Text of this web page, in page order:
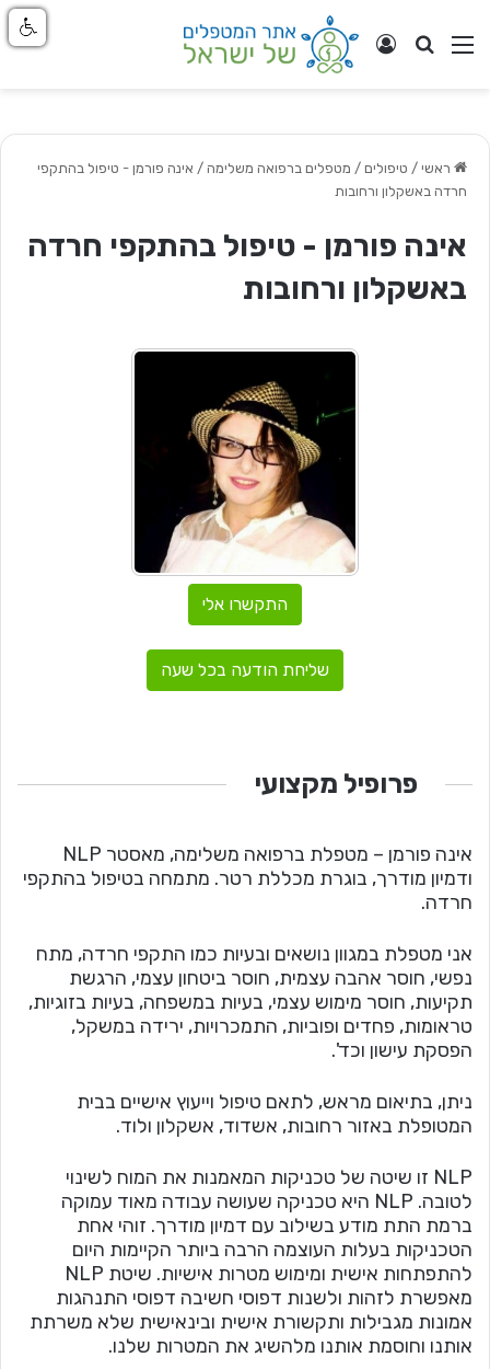
ניווט באתר
חפש התחבר
ראשי / טיפולים / מטפלים ברפואה משלימה / אינה פורמן - טיפול בהתקפי
חרדה באשקלון ורחובות
אינה פורמן - טיפול בהתקפי חרדה
באשקלון ורחובות
התקשרו אלי
שליחת הודעה בכל שעה
פרופיל מקצועי
אינה פורמן – מטפלת ברפואה משלימה, מאסטר NLP
ודמיון מודרך, בוגרת מכללת רטר. מתמחה בטיפול בהתקפי
חרדה.
אני מטפלת במגוון נושאים ובעיות כמו התקפי חרדה, מתח
נפשי, חוסר אהבה עצמית, חוסר ביטחון עצמי, הרגשת
תקיעות, חוסר מימוש עצמי, בעיות במשפחה, בעיות בזוגיות,
טראומות, פחדים ופוביות, התמכרויות, ירידה במשקל,
הפסקת עישון וכד'.
ניתן, בתיאום מראש, לתאם טיפול וייעוץ אישיים בבית
המטופלת באזור רחובות, אשדוד, אשקלון ולוד.
NLP זו שיטה של טכניקות המאמנות את המוח לשינוי
לטובה. NLP היא טכניקה שעושה עבודה מאוד עמוקה
ברמת התת מודע בשילוב עם דמיון מודרך. זוהי אחת
הטכניקות בעלות העוצמה הרבה ביותר הקיימות היום
להתפתחות אישית ומימוש מטרות אישיות. שיטת NLP
מאפשרת לזהות ולשנות דפוסי חשיבה דפוסי התנהגות
אמונות מגבילות ותקשורת אישית ובינאישית שלא משרתת
אותנו וחוסמת אותנו מלהשיג את המטרות שלנו.